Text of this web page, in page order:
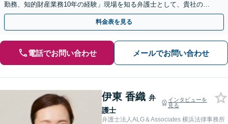
勤務、知的財産業務10年の経験」現場を知る弁護士として、貴社のビ
ジネスを法的側面から力強く支えます。
料金表を見る
電話でお問い合わせ メールでお問い合わせ
伊東 香織 弁
護士
インタビューを
見る
弁護士法人ALG＆Associates 横浜法律事務所